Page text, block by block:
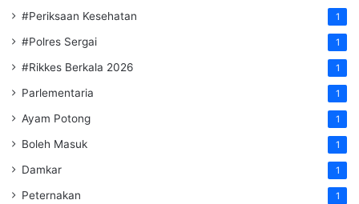
#Periksaan Kesehatan 1
#Polres Sergai 1
#Rikkes Berkala 2026 1
Parlementaria 1
Ayam Potong 1
Boleh Masuk 1
Damkar 1
Peternakan 1